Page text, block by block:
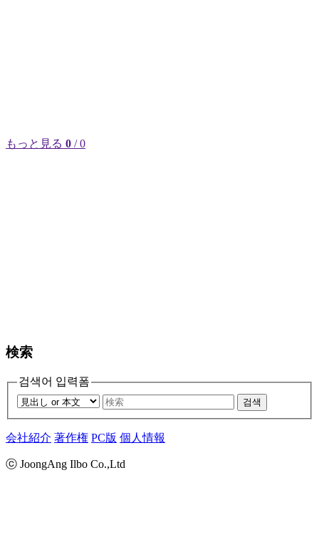
もっと見る 0 / 0
検索
검색어 입력폼
검색
会社紹介 著作権 PC版 個人情報
ⓒ JoongAng Ilbo Co.,Ltd